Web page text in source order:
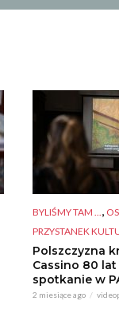
BYLIŚMY TAM ... ,
PRZYSTANEK
Polszczyzna
Cassino 80
spotkanie w
2 miesiące ago